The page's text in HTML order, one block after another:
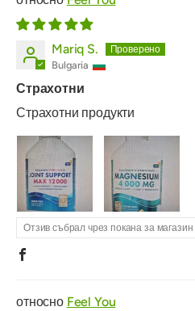
Mariq S.
Bulgaria
Страхотни
Страхотни продукти
Отзив събрал чрез покана за магазин
Feel You